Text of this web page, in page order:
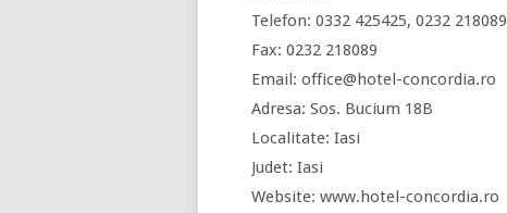
Telefon: 0332 425425, 0232 218089
Fax: 0232 218089
Email: office@hotel-concordia.ro
Adresa: Sos. Bucium 18B
Localitate: Iasi
Judet: Iasi
Website: www.hotel-concordia.ro